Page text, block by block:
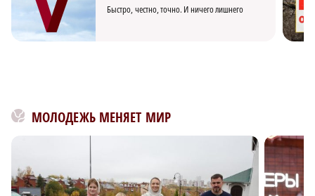
Быстро, честно, точно. И ничего лишнего
МОЛОДЕЖЬ МЕНЯЕТ МИР